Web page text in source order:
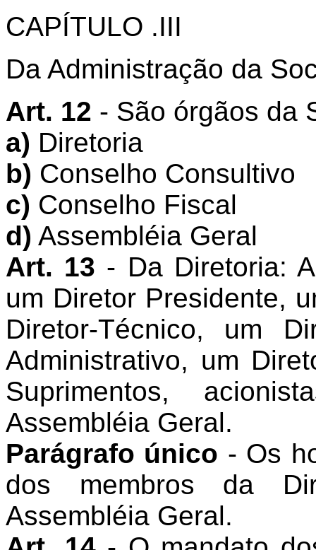
CAPÍTULO .III
Da Administração da
Art. 12 - São órgãos da
a) Diretoria
b) Conselho Consultivo
c) Conselho Fiscal
d) Assembléia Geral
Art. 13 - Da Diretoria:
um Diretor Presidente,
Diretor-Técnico, um
Administrativo, um
Suprimentos,
Assembléia Geral.
Parágrafo único - Os
dos membros da
Assembléia Geral.